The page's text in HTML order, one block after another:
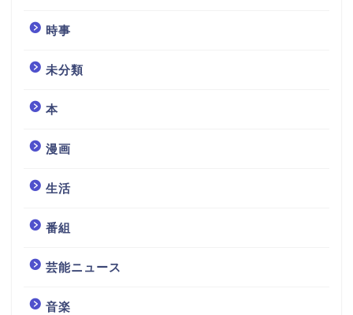
時事
未分類
本
漫画
生活
番組
芸能ニュース
音楽